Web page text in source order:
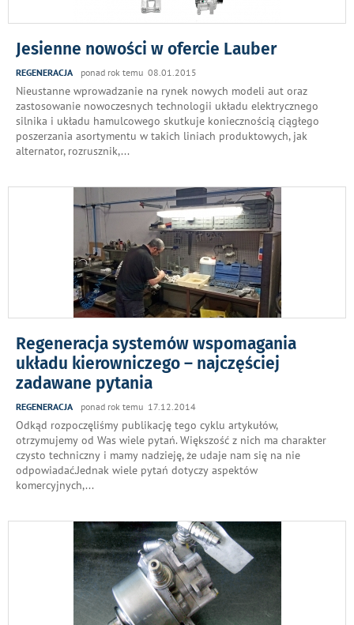
Jesienne nowości w ofercie Lauber
REGENERACJA ponad rok temu 08.01.2015
Nieustanne wprowadzanie na rynek nowych modeli aut oraz
zastosowanie nowoczesnych technologii układu elektrycznego
silnika i układu hamulcowego skutkuje koniecznością ciągłego
poszerzania asortymentu w takich liniach produktowych, jak
alternator, rozrusznik,...
Regeneracja systemów wspomagania
układu kierowniczego – najczęściej
zadawane pytania
REGENERACJA ponad rok temu 17.12.2014
Odkąd rozpoczęliśmy publikację tego cyklu artykułów,
otrzymujemy od Was wiele pytań. Większość z nich ma charakter
czysto techniczny i mamy nadzieję, że udaje nam się na nie
odpowiadać.Jednak wiele pytań dotyczy aspektów
komercyjnych,...